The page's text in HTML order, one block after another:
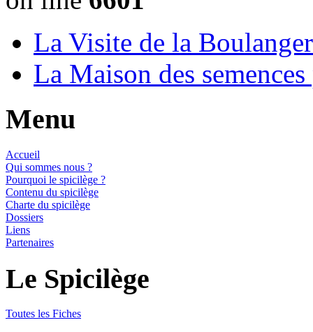
La Visite de la
La Maison des
Menu
Accueil
Qui sommes nous ?
Pourquoi le spicilège ?
Contenu du spicilège
Charte du spicilège
Dossiers
Liens
Partenaires
Le Spicilège
Toutes les Fiches